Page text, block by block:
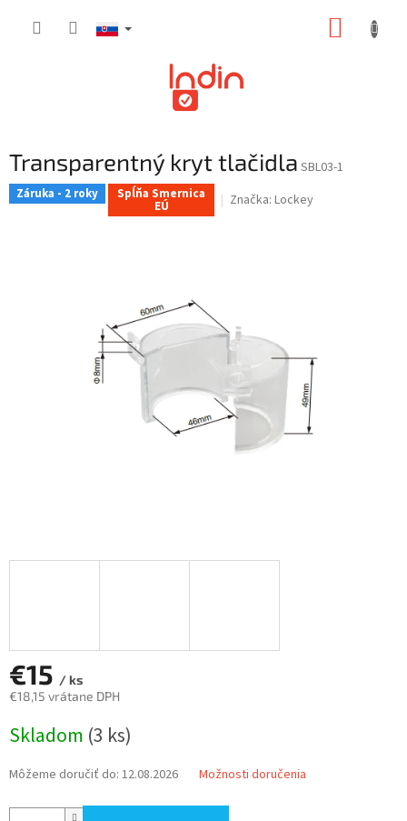
Transparentný kryt tlačidla SBL03-1
Záruka - 2 roky Spĺňa Smernica
EÚ Značka: Lockey
€15 / ks
€18,15 vrátane DPH
cena:
Skladom (3 ks)
Môžeme doručiť do: 12.08.2026 Možnosti doručenia